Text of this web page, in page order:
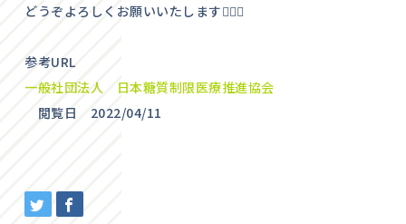
どうぞよろしくお願いいたします🙋🏽‍♂️
参考URL
一般社団法人 日本糖質制限医療推進協会
閲覧日 2022/04/11